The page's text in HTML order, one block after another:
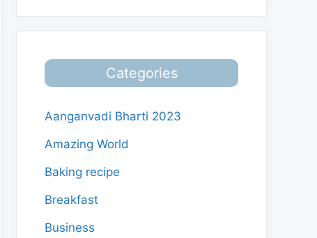
Categories
Aanganvadi Bharti 2023
Amazing World
Baking recipe
Breakfast
Business